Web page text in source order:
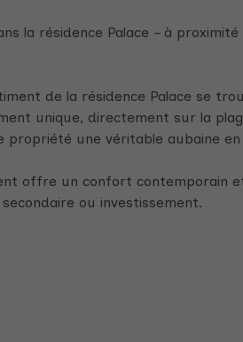
la résidence Palace – à
de la résidence Palace se
unique, directement sur la
une véritable aubaine
offre un confort contemporain
ou investissement.